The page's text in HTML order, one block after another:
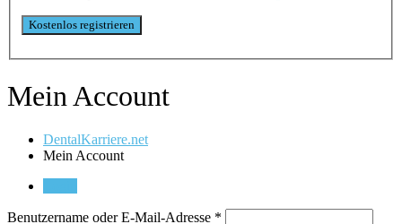
Mein Account
DentalKarriere.net
Mein Account
Benutzername oder E-Mail-Adresse *